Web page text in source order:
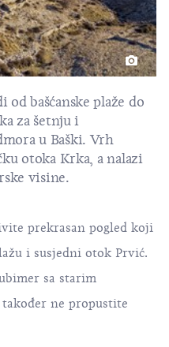
bašćanske plaže do
za šetnju i
u Baški. Vrh
otoka Krka, a nalazi
visine.
prekrasan pogled koji
i susjedni otok Prvić.
sa starim
ne propustite